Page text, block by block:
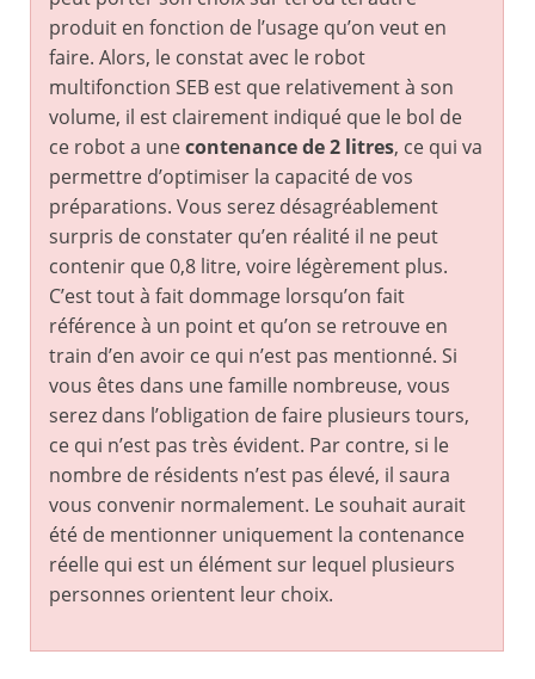
produit en fonction de l’usage qu’on veut en
faire. Alors, le constat avec le robot
multifonction SEB est que relativement à son
volume, il est clairement indiqué que le bol de
ce robot a unecontenance de 2 litres, ce qui va
permettre d’optimiser la capacité de vos
préparations. Vous serez désagréablement
surpris de constater qu’en réalité il ne peut
contenir que 0,8 litre, voire légèrement plus.
C’est tout à fait dommage lorsqu’on fait
référence à un point et qu’on se retrouve en
train d’en avoir ce qui n’est pas mentionné. Si
vous êtes dans une famille nombreuse, vous
serez dans l’obligation de faire plusieurs tours,
ce qui n’est pas très évident. Par contre, si le
nombre de résidents n’est pas élevé, il saura
vous convenir normalement. Le souhait aurait
été de mentionner uniquement la contenance
réelle qui est un élément sur lequel plusieurs
personnes orientent leur choix.